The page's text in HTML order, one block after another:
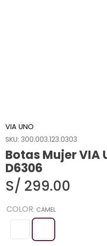
VIA UNO
SKU:300.003.123.0303
Botas Mujer VIA
D6306
S/ 299.00
COLOR: CAMEL